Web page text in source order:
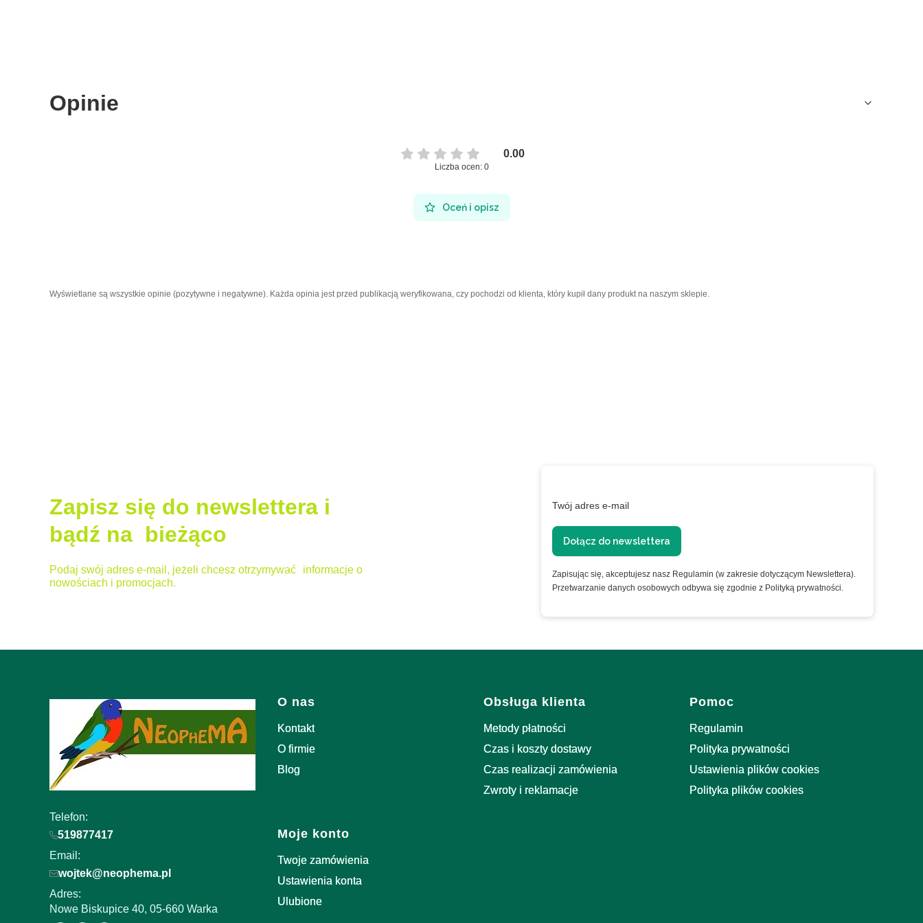
Opinie
0.00
Liczba ocen: 0
Oceń i opisz
Wyświetlane są wszystkie opinie (pozytywne i negatywne). Każda opinia jest przed publikacją weryfikowana, czy pochodzi od klienta, który kupił dany produkt na naszym sklepie.
Zapisz się do newslettera i
bądź na bieżąco
Podaj swój adres e-mail, jeżeli chcesz otrzymywać informacje o
nowościach i promocjach.
Twój adres e-mail
Dołącz do newslettera
Zapisując się, akceptujesz nasz Regulamin (w zakresie dotyczącym Newslettera).
Przetwarzanie danych osobowych odbywa się zgodnie z Polityką prywatności.
Telefon:
519877417
Email:
wojtek@neophema.pl
Adres:
Nowe Biskupice 40, 05-660 Warka
Linki w stopce
O nas
Kontakt
O firmie
Blog
Obsługa klienta
Metody płatności
Czas i koszty dostawy
Czas realizacji zamówienia
Zwroty i reklamacje
Pomoc
Regulamin
Polityka prywatności
Ustawienia plików cookies
Polityka plików cookies
Moje konto
Twoje zamówienia
Ustawienia konta
Ulubione